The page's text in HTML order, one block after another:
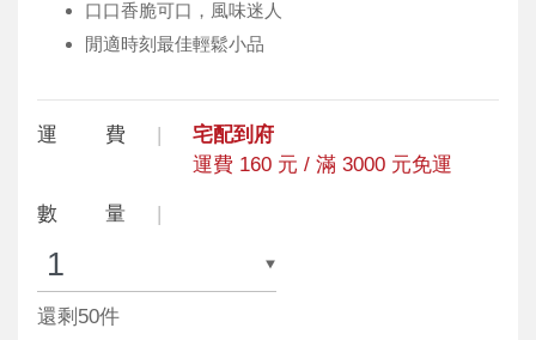
口口香脆可口，風味迷人
閒適時刻最佳輕鬆小品
運 費
宅配到府
運費 160 元 / 滿 3000 元免運
數 量
還剩50件